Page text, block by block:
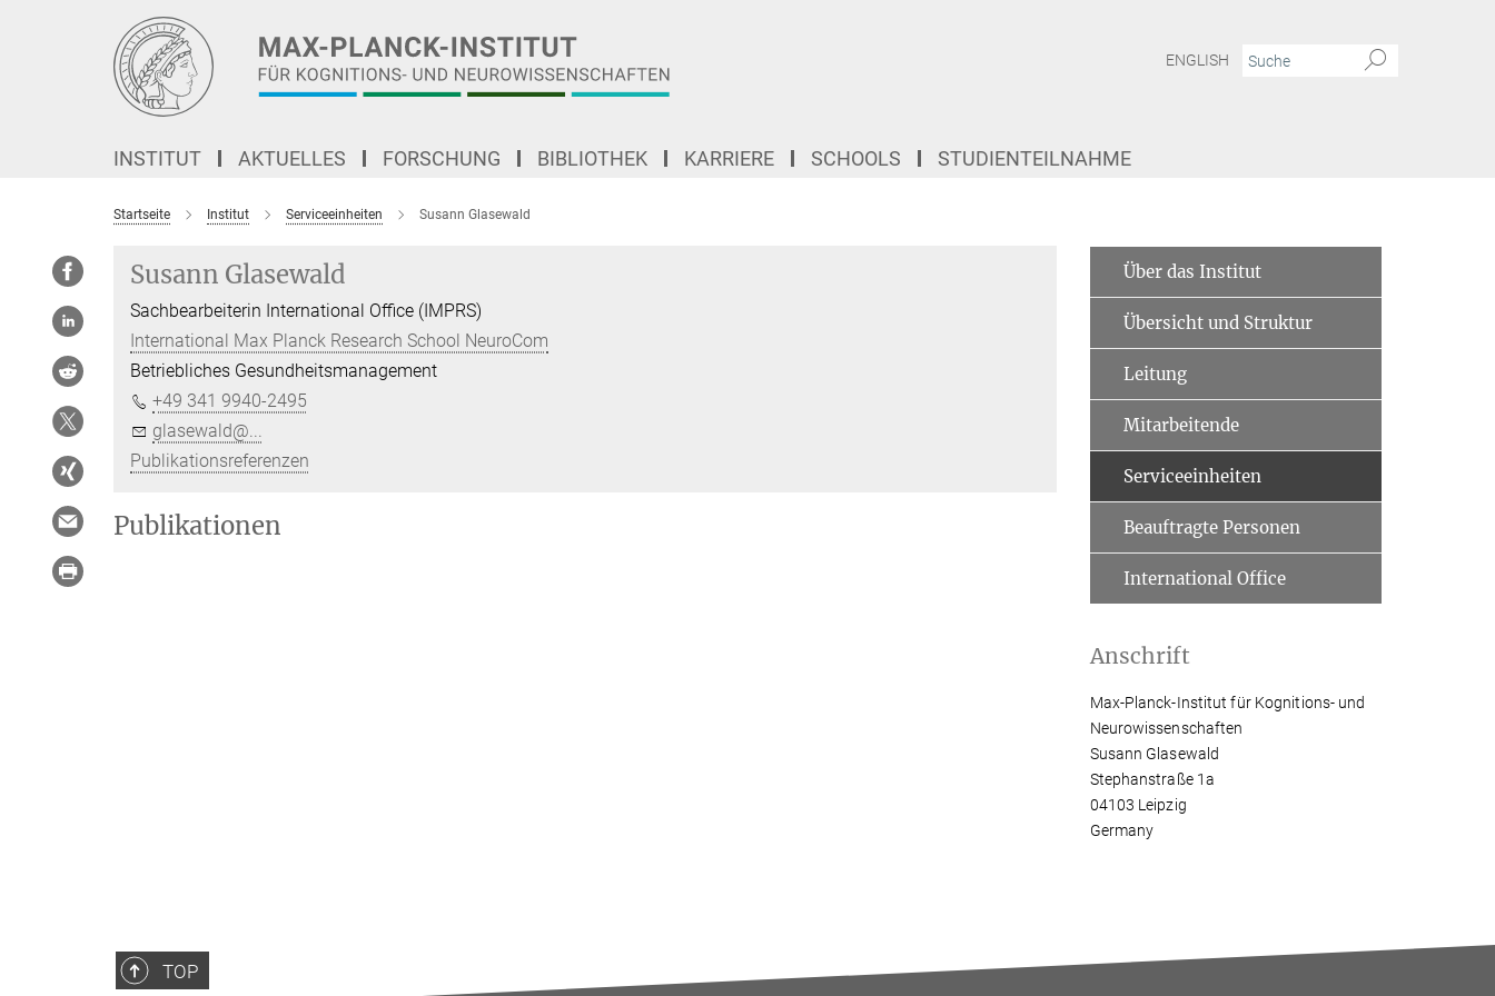
ENGLISH
INSTITUT AKTUELLES FORSCHUNG BIBLIOTHEK KARRIERE SCHOOLS STUDIENTEILNAHME
Startseite Institut Serviceeinheiten Susann Glasewald
Susann Glasewald
Sachbearbeiterin International Office (IMPRS)
International Max Planck Research School NeuroCom
Betriebliches Gesundheitsmanagement
+49 341 9940-2495
glasewald@...
Publikationsreferenzen
Publikationen
Über das Institut
Übersicht und Struktur
Leitung
Mitarbeitende
Serviceeinheiten
Beauftragte Personen
International Office
Anschrift
Max-Planck-Institut für Kognitions- und
Neurowissenschaften
Susann Glasewald
Stephanstraße 1a
04103 Leipzig
Germany
TOP